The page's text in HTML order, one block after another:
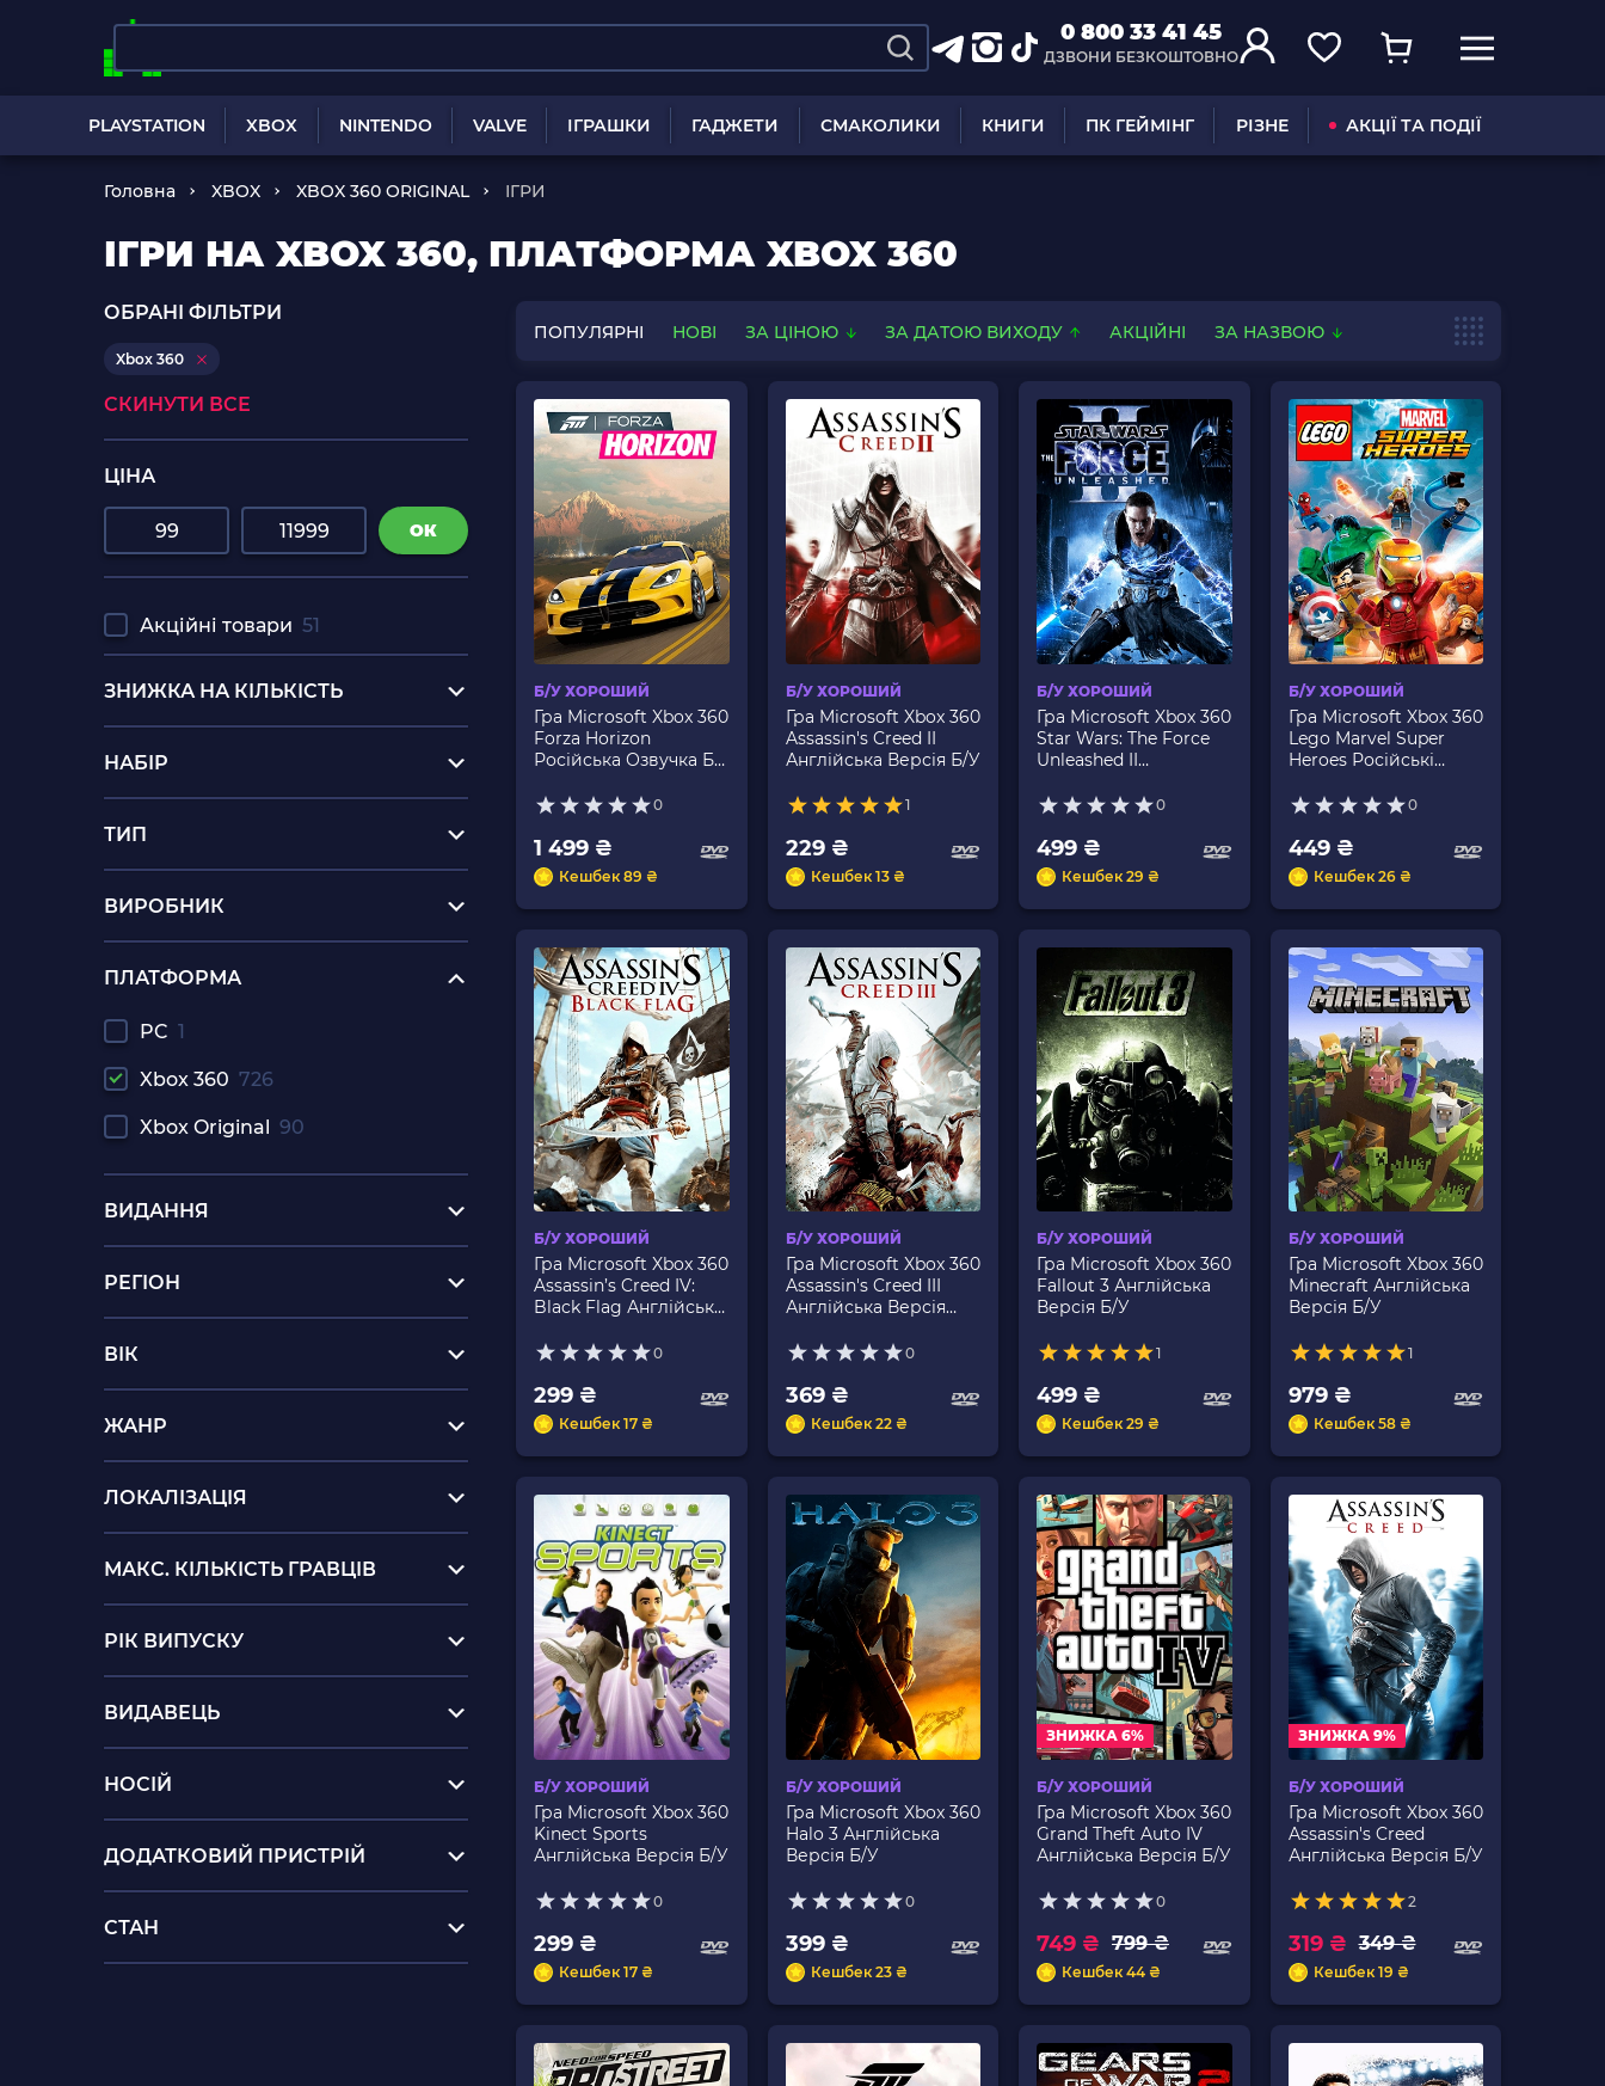
0 800 33 41 45
ДЗВОНИ БЕЗКОШТОВНО
PLAYSTATION XBOX NINTENDO VALVE ІГРАШКИ ГАДЖЕТИ СМАКОЛИКИ КНИГИ ПК ГЕЙМІНГ РІЗНЕ АКЦІЇ ТА ПОДІЇ
Головна XBOX XBOX 360 ORIGINAL ІГРИ
ІГРИ НА XBOX 360, ПЛАТФОРМА XBOX 360
ОБРАНІ ФІЛЬТРИ
Xbox 360
СКИНУТИ ВСЕ
ЦІНА
ОК
Акційні товари 51
ЗНИЖКА НА КІЛЬКІСТЬ
НАБІР
ТИП
ВИРОБНИК
ПЛАТФОРМА
PC 1
Xbox 360 726
Xbox Original 90
ВИДАННЯ
РЕГІОН
ВІК
ЖАНР
ЛОКАЛІЗАЦІЯ
МАКС. КІЛЬКІСТЬ ГРАВЦІВ
РІК ВИПУСКУ
ВИДАВЕЦЬ
НОСІЙ
ДОДАТКОВИЙ ПРИСТРІЙ
СТАН
ПОПУЛЯРНІ НОВІ ЗА ЦІНОЮ ЗА ДАТОЮ ВИХОДУ АКЦІЙНІ ЗА НАЗВОЮ
Б/У ХОРОШИЙ
Гра Microsoft Xbox 360
Forza Horizon
Російська Озвучка Б/
0
1 499 ₴
Кешбек 89 ₴
Б/У ХОРОШИЙ
Гра Microsoft Xbox 360
Assassin's Creed II
Англійська Версія Б/У
1
229 ₴
Кешбек 13 ₴
Б/У ХОРОШИЙ
Гра Microsoft Xbox 360
Star Wars: The Force
Unleashed II
0
499 ₴
Кешбек 29 ₴
Б/У ХОРОШИЙ
Гра Microsoft Xbox 360
Lego Marvel Super
Heroes Російські
0
449 ₴
Кешбек 26 ₴
Б/У ХОРОШИЙ
Гра Microsoft Xbox 360
Assassin’s Creed IV:
Black Flag Англійська
0
299 ₴
Кешбек 17 ₴
Б/У ХОРОШИЙ
Гра Microsoft Xbox 360
Assassin's Creed III
Англійська Версія
0
369 ₴
Кешбек 22 ₴
Б/У ХОРОШИЙ
Гра Microsoft Xbox 360
Fallout 3 Англійська
Версія Б/У
1
499 ₴
Кешбек 29 ₴
Б/У ХОРОШИЙ
Гра Microsoft Xbox 360
Minecraft Англійська
Версія Б/У
1
979 ₴
Кешбек 58 ₴
Б/У ХОРОШИЙ
Гра Microsoft Xbox 360
Kinect Sports
Англійська Версія Б/У
0
299 ₴
Кешбек 17 ₴
Б/У ХОРОШИЙ
Гра Microsoft Xbox 360
Halo 3 Англійська
Версія Б/У
0
399 ₴
Кешбек 23 ₴
ЗНИЖКА 6%
Б/У ХОРОШИЙ
Гра Microsoft Xbox 360
Grand Theft Auto IV
Англійська Версія Б/У
0
799 ₴
749 ₴
Кешбек 44 ₴
ЗНИЖКА 9%
Б/У ХОРОШИЙ
Гра Microsoft Xbox 360
Assassin's Creed
Англійська Версія Б/У
2
349 ₴
319 ₴
Кешбек 19 ₴